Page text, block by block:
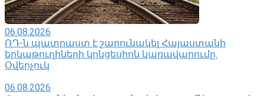
06.08.2026
ՌԴ-ն պատրաստ է շարունակել Հայաստանի
երկաթուղիների կոնցեսիոն կառավարումը.
Օվերչուկ
06.08.2026